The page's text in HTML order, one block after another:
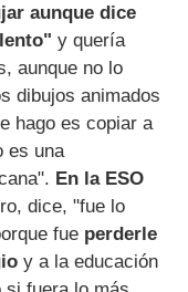
aunque dice
y quería
aunque no lo
dibujos animados
hago es copiar a
es una
En la ESO
dice, "fue lo
fue perderle
y a la educación